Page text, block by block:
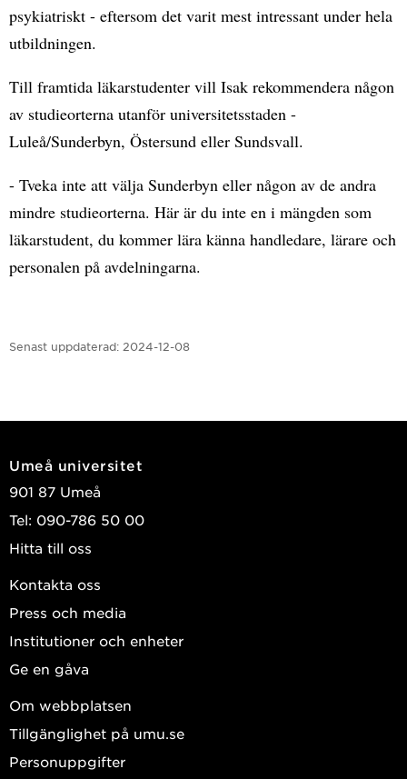
psykiatriskt - eftersom det varit mest intressant under hela
utbildningen.
Till framtida läkarstudenter vill Isak rekommendera någon
av studieorterna utanför universitetsstaden -
Luleå/Sunderbyn, Östersund eller Sundsvall.
- Tveka inte att välja Sunderbyn eller någon av de andra
mindre studieorterna. Här är du inte en i mängden som
läkarstudent, du kommer lära känna handledare, lärare och
personalen på avdelningarna.
Senast uppdaterad: 2024-12-08
Umeå universitet
901 87 Umeå
Tel: 090-786 50 00
Hitta till oss
Kontakta oss
Press och media
Institutioner och enheter
Ge en gåva
Om webbplatsen
Tillgänglighet på umu.se
Personuppgifter